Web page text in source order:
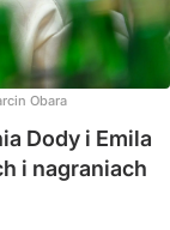
Obara
Dody i Emila
i nagraniach